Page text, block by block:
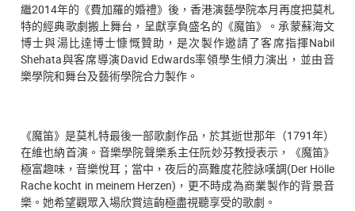
繼2014年的《費加羅的婚禮》後，香港演藝學院本月再度把莫札
特的經典歌劇搬上舞台，呈獻享負盛名的《魔笛》。承蒙蘇海文
博士與湯比達博士慷慨贊助，是次製作邀請了客席指揮Nabil
Shehata與客席導演David Edwards率領學生傾力演出，並由音
樂學院和舞台及藝術學院合力製作。
《魔笛》是莫札特最後一部歌劇作品，於其逝世那年（1791年）
在維也納首演。音樂學院聲樂系主任阮妙芬教授表示，《魔笛》
極富趣味，音樂悅耳；當中，夜后的高難度花腔詠嘆調(Der Hölle
Rache kocht in meinem Herzen)，更不時成為商業製作的背景音
樂。她希望觀眾入場欣賞這齣極盡視聽享受的歌劇。